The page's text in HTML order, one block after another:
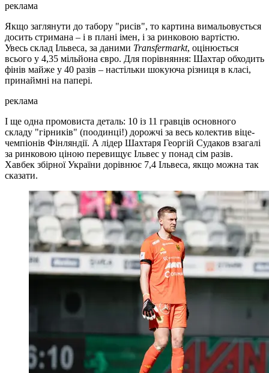
реклама
Якщо заглянути до табору "рисів", то картина вимальовується
досить стримана – і в плані імен, і за ринковою вартістю.
Увесь склад Ільвеса, за даними Transfermarkt, оцінюється
всього у 4,35 мільйона євро. Для порівняння: Шахтар обходить
фінів майже у 40 разів – настільки шокуюча різниця в класі,
принаймні на папері.
реклама
І ще одна промовиста деталь: 10 із 11 гравців основного
складу "гірників" (поодинці!) дорожчі за весь колектив віце-
чемпіонів Фінляндії. А лідер Шахтаря Георгій Судаков взагалі
за ринковою ціною перевищує Ільвес у понад сім разів.
Хавбек збірної України дорівнює 7,4 Ільвеса, якщо можна так
сказати.